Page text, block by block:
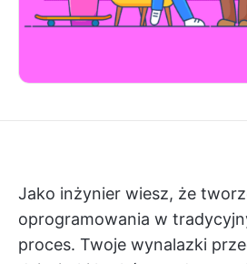
Jako inżynier wiesz, że
oprogramowania w
proces. Twoje wynalazki